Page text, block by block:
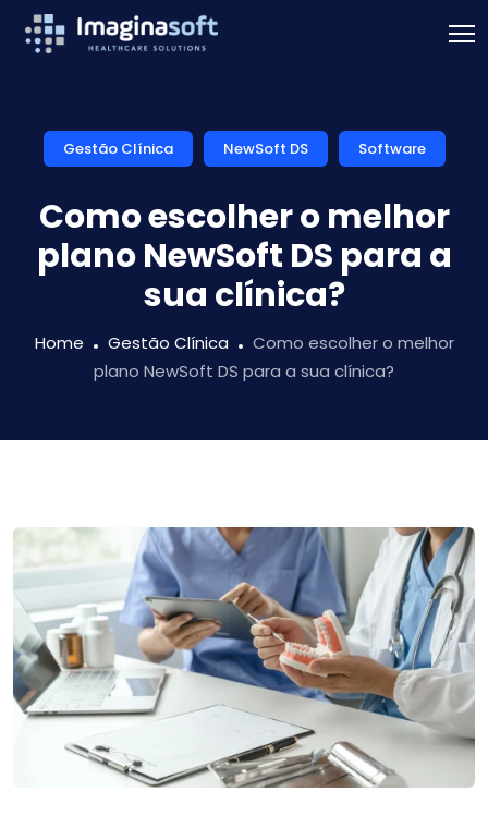
Gestão Clínica NewSoft DS Software
Como escolher o melhor
plano NewSoft DS para a
sua clínica?
Home Gestão Clínica
Como escolher o melhor
plano NewSoft DS para a sua clínica?